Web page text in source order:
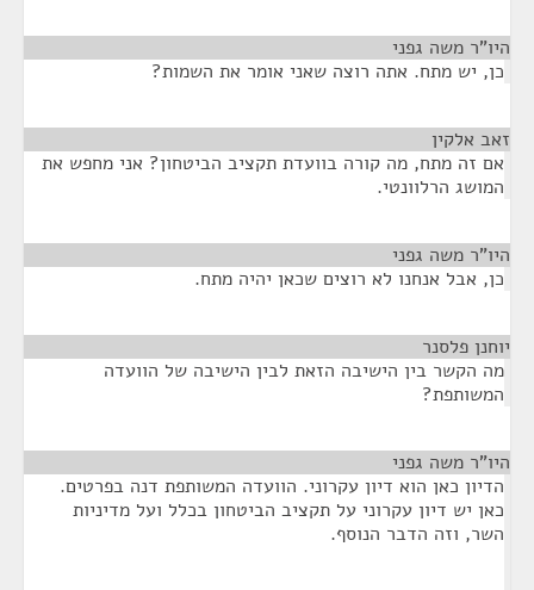
היו"ר משה גפני
כן, יש מתח. אתה רוצה שאני אומר את השמות?
זאב אלקין
אם זה מתח, מה קורה בוועדת תקציב הביטחון? אני מחפש את
המושג הרלוונטי.
היו"ר משה גפני
כן, אבל אנחנו לא רוצים שכאן יהיה מתח.
יוחנן פלסנר
מה הקשר בין הישיבה הזאת לבין הישיבה של הוועדה
המשותפת?
היו"ר משה גפני
הדיון כאן הוא דיון עקרוני. הוועדה המשותפת דנה בפרטים.
כאן יש דיון עקרוני על תקציב הביטחון בכלל ועל מדיניות
השר, וזה הדבר הנוסף.